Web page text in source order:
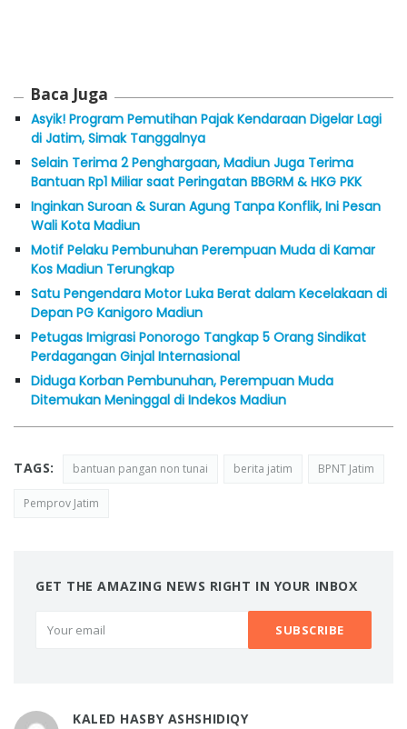
Baca Juga
Asyik! Program Pemutihan Pajak Kendaraan Digelar Lagi
di Jatim, Simak Tanggalnya
Selain Terima 2 Penghargaan, Madiun Juga Terima
Bantuan Rp1 Miliar saat Peringatan BBGRM & HKG PKK
Inginkan Suroan & Suran Agung Tanpa Konflik, Ini Pesan
Wali Kota Madiun
Motif Pelaku Pembunuhan Perempuan Muda di Kamar
Kos Madiun Terungkap
Satu Pengendara Motor Luka Berat dalam Kecelakaan di
Depan PG Kanigoro Madiun
Petugas Imigrasi Ponorogo Tangkap 5 Orang Sindikat
Perdagangan Ginjal Internasional
Diduga Korban Pembunuhan, Perempuan Muda
Ditemukan Meninggal di Indekos Madiun
TAGS: bantuan pangan non tunai berita jatim BPNT Jatim
Pemprov Jatim
GET THE AMAZING NEWS RIGHT IN YOUR INBOX
KALED HASBY ASHSHIDIQY